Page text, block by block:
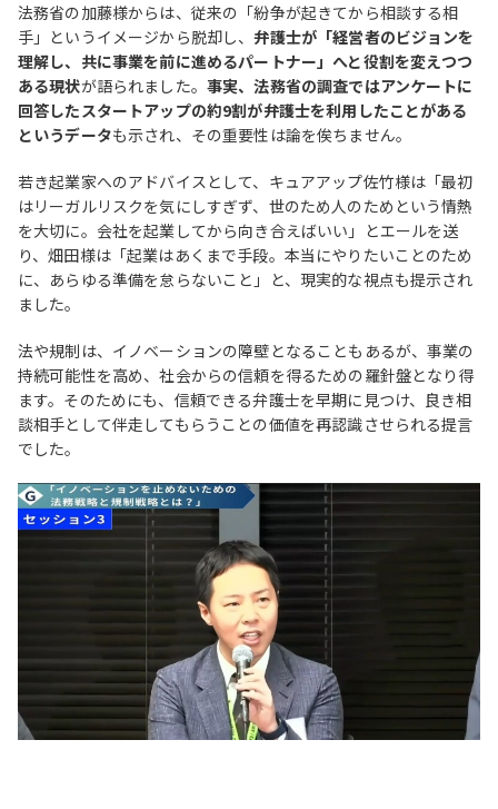
法務省の加藤様からは、従来の「紛争が起きてから相談する相
手」というイメージから脱却し、弁護士が「経営者のビジョンを
理解し、共に事業を前に進めるパートナー」へと役割を変えつつ
ある現状が語られました。 事実、法務省の調査ではアンケートに
回答したスタートアップの約9割が弁護士を利用したことがある
というデータも示され、その重要性は論を俟ちません。
若き起業家へのアドバイスとして、キュアアップ佐竹様は「最初
はリーガルリスクを気にしすぎず、世のため人のためという情熱
を大切に。会社を起業してから向き合えばいい」とエールを送
り、畑田様は「起業はあくまで手段。本当にやりたいことのため
に、あらゆる準備を怠らないこと」と、現実的な視点も提示され
ました。
法や規制は、イノベーションの障壁となることもあるが、事業の
持続可能性を高め、社会からの信頼を得るための羅針盤となり得
ます。そのためにも、信頼できる弁護士を早期に見つけ、良き相
談相手として伴走してもらうことの価値を再認識させられる提言
でした。